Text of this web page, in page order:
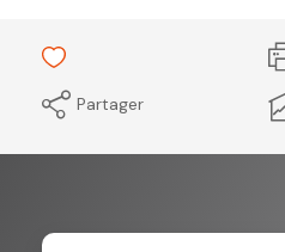
Partager